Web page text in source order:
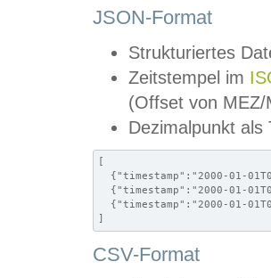
JSON-Format
Strukturiertes
Zeitstempel im
(Offset von MEZ/
Dezimalpunkt als
[
{"timestamp":"2000-01-
{"timestamp":"2000-01-
{"timestamp":"2000-01-
]
CSV-Format